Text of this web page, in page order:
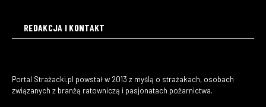
REDAKCJA I KONTAKT
Portal Strażacki.pl powstał w 2013 z myślą o strażakach, osobach
związanych z branżą ratowniczą i pasjonatach pożarnictwa.